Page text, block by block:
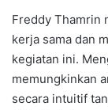
‎‎Freddy Thamrin
kerja sama dan
kegiatan ini.
memungkinkan
secara ‎intuitif